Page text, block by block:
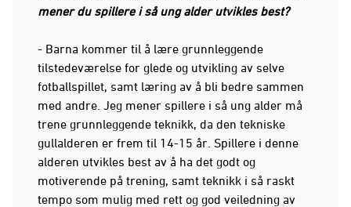
mener du spillere i så ung alder utvikles best?
- Barna kommer til å lære grunnleggende
tilstedeværelse for glede og utvikling av selve
fotballspillet, samt læring av å bli bedre sammen
med andre. Jeg mener spillere i så ung alder må
trene grunnleggende teknikk, da den tekniske
gullalderen er frem til 14-15 år. Spillere i denne
alderen utvikles best av å ha det godt og
motiverende på trening, samt teknikk i så raskt
tempo som mulig med rett og god veiledning av